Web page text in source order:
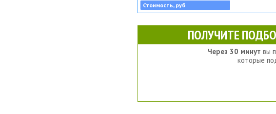
Стоимость, руб
ПОЛУЧИТЕ
Через 30 минут вы
которые